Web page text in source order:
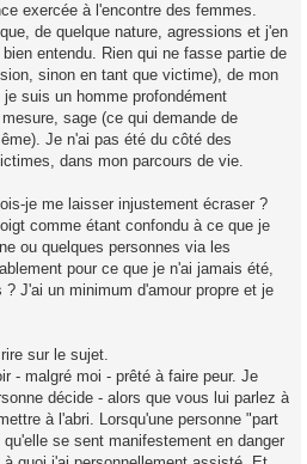
exercée à l'encontre des femmes.
de quelque nature, agressions et j'en
entendu. Rien qui ne fasse partie de
sinon en tant que victime), de mon
suis un homme profondément
sage (ce qui demande de
Je n'ai pas été du côté des
dans mon parcours de vie.
je me laisser injustement écraser ?
comme étant confondu à ce que je
ou quelques personnes via les
pour ce que je n'ai jamais été,
J'ai un minimum d'amour propre et je
sur le sujet.
- malgré moi - prêté à faire peur. Je
décide - alors que vous lui parlez à
à l'abri. Lorsqu'une personne "part
se sent manifestement en danger